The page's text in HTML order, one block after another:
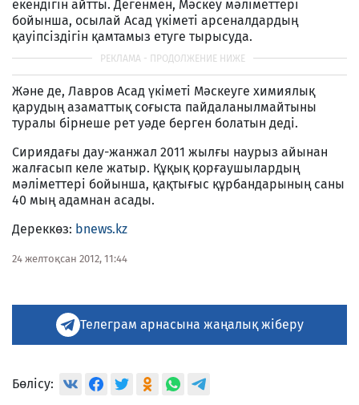
екендігін айтты. Дегенмен, Мәскеу мәліметтері
бойынша, осылай Асад үкіметі арсеналдардың
қауіпсіздігін қамтамыз етуге тырысуда.
Және де, Лавров Асад үкіметі Мәскеуге химиялық
қарудың азаматтық соғыста пайдаланылмайтыны
туралы бірнеше рет уәде берген болатын деді.
Сириядағы дау-жанжал 2011 жылғы наурыз айынан
жалғасып келе жатыр. Құқық қорғаушылардың
мәліметтері бойынша, қақтығыс құрбандарының саны
40 мың адамнан асады.
Дереккөз: bnews.kz
24 желтоқсан 2012, 11:44
Телеграм арнасына жаңалық жіберу
Бөлісу: